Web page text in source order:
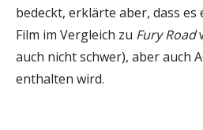
bedeckt, erklärte aber, dass
Film im Vergleich zu Fury Road
auch nicht schwer), aber auch
enthalten wird.